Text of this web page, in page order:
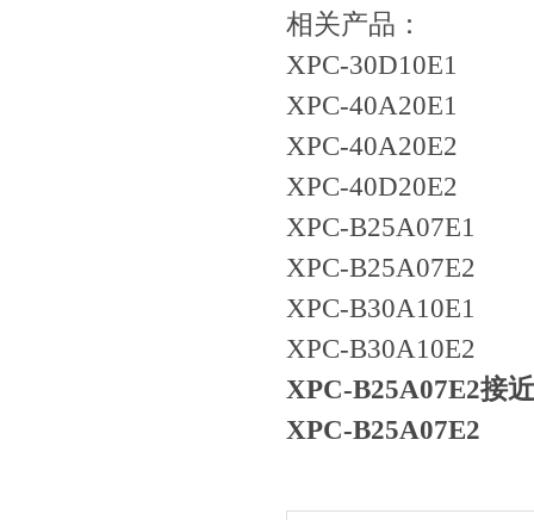
相关产品：
XPC-30D10E1
XPC-40A20E1
XPC-40A20E2
XPC-40D20E2
XPC-B25A07E1
XPC-B25A07E2
XPC-B30A10E1
XPC-B30A10E2
XPC-B25A07E2​接
XPC-B25A07E2​